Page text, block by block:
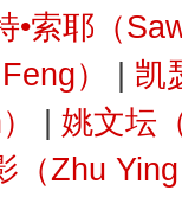
•索耶（
）
凯
姚文坛
（Zhu